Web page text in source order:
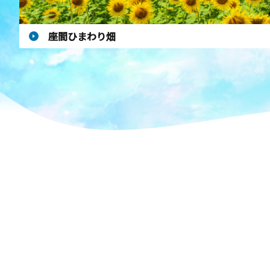
座間ひまわり畑